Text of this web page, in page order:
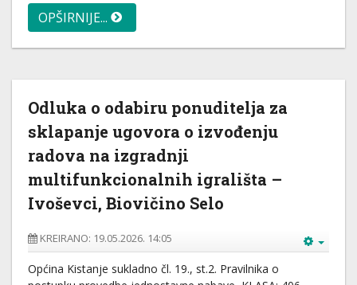
OPŠIRNIJE...
Odluka o odabiru ponuditelja za
sklapanje ugovora o izvođenju
radova na izgradnji
multifunkcionalnih igrališta –
Ivoševci, Biovičino Selo
KREIRANO: 19.05.2026. 14:05
Općina Kistanje sukladno čl. 19., st.2. Pravilnika o